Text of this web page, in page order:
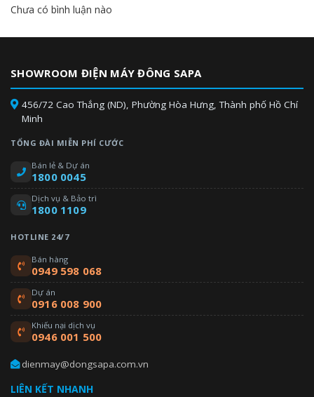
Chưa có bình luận nào
SHOWROOM ĐIỆN MÁY ĐÔNG SAPA
456/72 Cao Thắng (ND), Phường Hòa Hưng, Thành phố Hồ Chí
Minh
TỔNG ĐÀI MIỄN PHÍ CƯỚC
Bán lẻ & Dự án
1800 0045
Dịch vụ & Bảo trì
1800 1109
HOTLINE 24/7
Bán hàng
0949 598 068
Dự án
0916 008 900
Khiếu nại dịch vụ
0946 001 500
dienmay@dongsapa.com.vn
LIÊN KẾT NHANH